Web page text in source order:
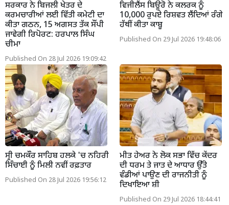
ਸਰਕਾਰ ਨੇ ਬਿਜਲੀ ਖੇਤਰ ਦੇ
ਕਰਮਚਾਰੀਆਂ ਲਈ ਵਿੱਤੀ ਕਮੇਟੀ ਦਾ
ਕੀਤਾ ਗਠਨ, 15 ਅਗਸਤ ਤੱਕ ਸੌਂਪੀ
ਜਾਵੇਗੀ ਰਿਪੋਰਟ: ਹਰਪਾਲ ਸਿੰਘ
ਚੀਮਾ
Published On 28 Jul 2026 19:09:42
ਵਿਜੀਲੈਂਸ ਬਿਊਰੋ ਨੇ ਕਲਰਕ ਨੂੰ
10,000 ਰੁਪਏ ਰਿਸ਼ਵਤ ਲੈਂਦਿਆਂ ਰੰਗੇ
ਹੱਥੀਂ ਕੀਤਾ ਕਾਬੂ
Published On 29 Jul 2026 19:48:06
ਸ੍ਰੀ ਚਮਕੌਰ ਸਾਹਿਬ ਹਲਕੇ 'ਚ ਨਹਿਰੀ
ਸਿੰਚਾਈ ਨੂੰ ਮਿਲੀ ਨਵੀਂ ਰਫ਼ਤਾਰ
Published On 28 Jul 2026 19:56:12
ਮੀਤ ਹੇਅਰ ਨੇ ਲੋਕ ਸਭਾ ਵਿੱਚ ਕੇਂਦਰ
ਦੀ ਧਰਮ ਤੇ ਜਾਤ ਦੇ ਆਧਾਰ ਉੱਤੇ
ਵੰਡੀਆਂ ਪਾਉਣ ਦੀ ਰਾਜਨੀਤੀ ਨੂੰ
ਦਿਖਾਇਆ ਸ਼ੀ
Published On 29 Jul 2026 18:44:41